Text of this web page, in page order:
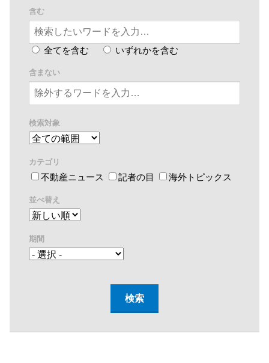
含む
全てを含む いずれかを含む
含まない
検索対象
カテゴリ
不動産ニュース 記者の目 海外トピックス
並べ替え
期間